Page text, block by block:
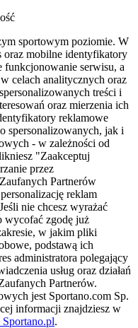
sportowym poziomie. W
mobilne identyfikatory
funkcjonowanie serwisu, a
celach analitycznych oraz
treści i
oraz mierzenia ich
reklamowe
spersonalizowanych, jak i
- w zależności od
"Zaakceptuj
przez
Partnerów
reklam
nie chcesz wyrażać
wycofać zgodę już
w jakim pliki
podstawą ich
administratora polegający
usług oraz działań
Partnerów.
jest Sportano.com Sp.
informacji znajdziesz w
.